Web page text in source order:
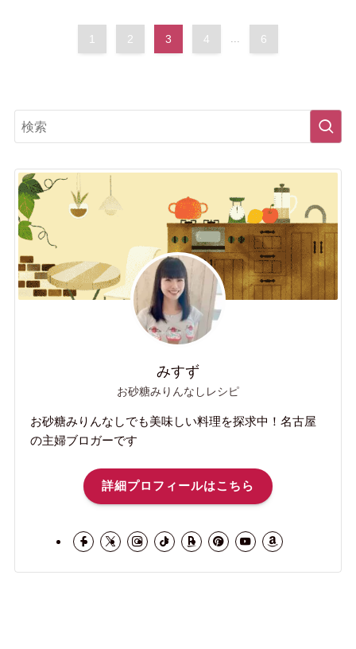
1 2 3 4 ... 6
みすず
お砂糖みりんなしレシピ
お砂糖みりんなしでも美味しい料理を探求中！名古屋
の主婦ブロガーです
詳細プロフィールはこちら